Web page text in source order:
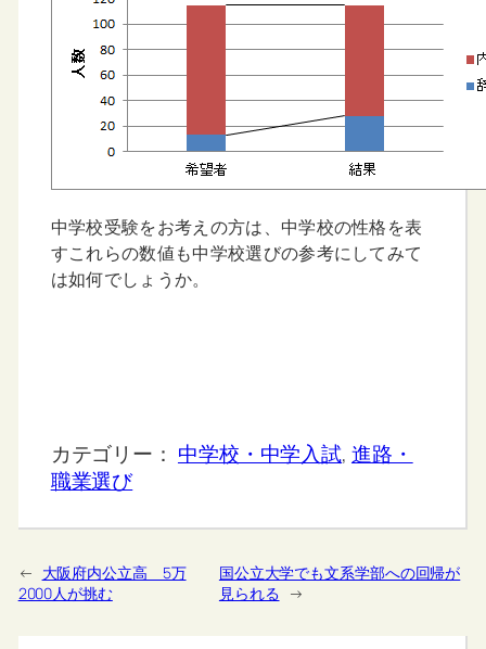
中学校受験をお考えの方は、中学校の性格を表
すこれらの数値も中学校選びの参考にしてみて
は如何でしょうか。
カテゴリー： 中学校・中学入試, 進路・
職業選び
← 大阪府内公立高 5万
2000人が挑む
国公立大学でも文系学部への回帰が
見られる →